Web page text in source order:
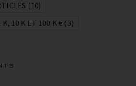
(10)
K, 10 K ET 100 K € (3)